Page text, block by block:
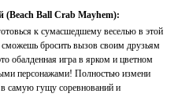
Ball Crab Mayhem):
к сумасшедшему веселью в этой
сможешь бросить вызов своим друзьям
обалденная игра в ярком и цветном
персонажами! Полностью измени
самую гущу соревнований и